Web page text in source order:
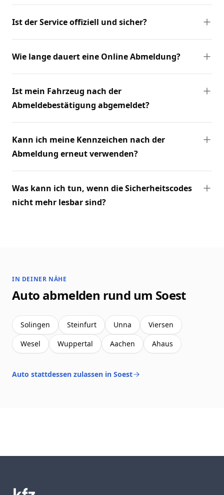
Ist der Service offiziell und sicher?
Wie lange dauert eine Online Abmeldung?
Ist mein Fahrzeug nach der
Abmeldebestätigung abgemeldet?
Kann ich meine Kennzeichen nach der
Abmeldung erneut verwenden?
Was kann ich tun, wenn die Sicherheitscodes
nicht mehr lesbar sind?
IN DEINER NÄHE
Auto abmelden rund um Soest
Solingen Steinfurt Unna
Viersen
Wesel
Wuppertal Aachen Ahaus
Auto stattdessen zulassen in Soest